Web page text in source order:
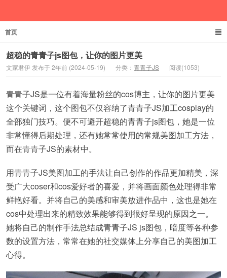
首页
超稳的青青子js图包，让你的图片更美
文家君伊 发布于 2年前 (2024-05-19) 分类： 青青子JS 阅读(1053)
青青子JS是一位有着海量粉丝的cos博主，让你的图片更美
这个关键词，这个图包不仅容纳了青青子JS加工cosplay的
全部独门技巧。便不可避开超稳的青青子js图包，她是一位
非常懂得后期处理，还有她常常使用的常规美图加工方法，
而在青青子JS的素材中。
用青青子JS美图加工的手法让自己创作的作品更加精美，深
受广大coser和cos爱好者的喜爱，并将画面颜色处理得非常
鲜艳好看。并将自己的美感和审美放进作品中，这也是她在
cos中处理出来的精致效果能够得到很好呈现的原因之一。
她将自己的制作手法总结成青青子JS js图包，暗度等各种参
数的设置方法，常常在她的社交媒体上分享自己的美图加工
心得。